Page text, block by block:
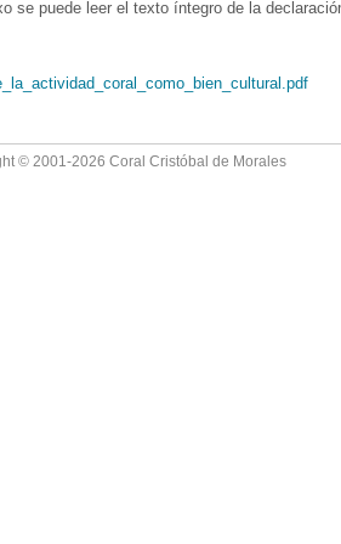
se puede leer el texto íntegro de la
© 2001-2026 Coral Cristóbal de Morales